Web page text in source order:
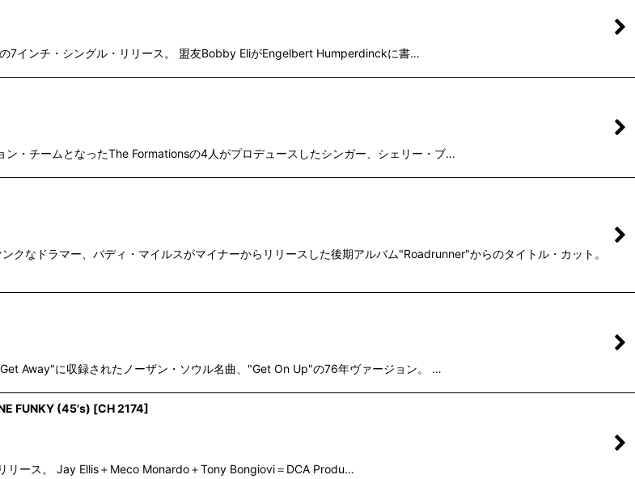
7インチ・シングル・リリース。 盟友Bobby EliがEngelbert Humperdinckに書…
・チームとなったThe Formationsの4人がプロデュースしたシンガー、シェリー・ブ…
なドラマー、バディ・マイルスがマイナーからリリースした後期アルバム"Roadrunner"からのタイトル・カット。
Away"に収録されたノーザン・ソウル名曲、"Get On Up"の76年ヴァージョン。 …
FUNKY (45's) [CH 2174]
リース。 Jay Ellis＋Meco Monardo＋Tony Bongiovi＝DCA Produ…